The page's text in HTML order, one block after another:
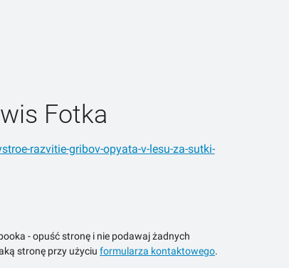
Fotka
razvitie-gribov-opyata-v-lesu-za-sutki-
- opuść stronę i nie podawaj żadnych
stronę przy użyciu formularza kontaktowego.